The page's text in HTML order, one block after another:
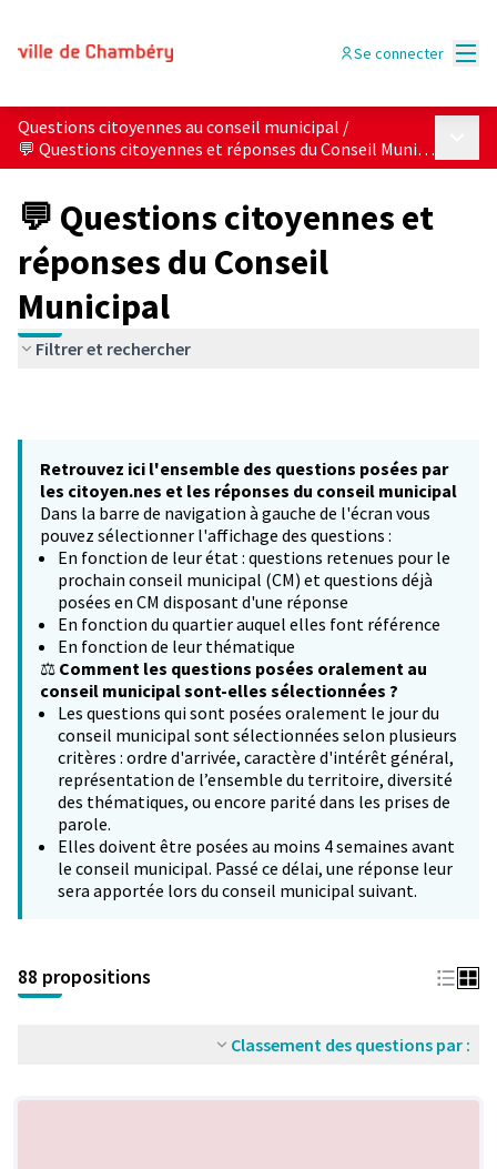
Se connecter
Questions citoyennes au conseil municipal /
💬 Questions citoyennes et réponses du Conseil Municipal
💬 Questions citoyennes et
réponses du Conseil
Municipal
Filtrer et rechercher
Retrouvez ici l'ensemble des questions posées par
les citoyen.nes et les réponses du conseil municipal
Dans la barre de navigation à gauche de l'écran vous
pouvez sélectionner l'affichage des questions :
En fonction de leur état : questions retenues pour le
prochain conseil municipal (CM) et questions déjà
posées en CM disposant d'une réponse
En fonction du quartier auquel elles font référence
En fonction de leur thématique
⚖️ Comment les questions posées oralement au
conseil municipal sont-elles sélectionnées ?
Les questions qui sont posées oralement le jour du
conseil municipal sont sélectionnées selon plusieurs
critères : ordre d'arrivée, caractère d'intérêt général,
représentation de l’ensemble du territoire, diversité
des thématiques, ou encore parité dans les prises de
parole.
Elles doivent être posées au moins 4 semaines avant
le conseil municipal. Passé ce délai, une réponse leur
sera apportée lors du conseil municipal suivant.
88 propositions
Classement des questions par :